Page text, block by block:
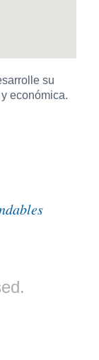
su
económica.